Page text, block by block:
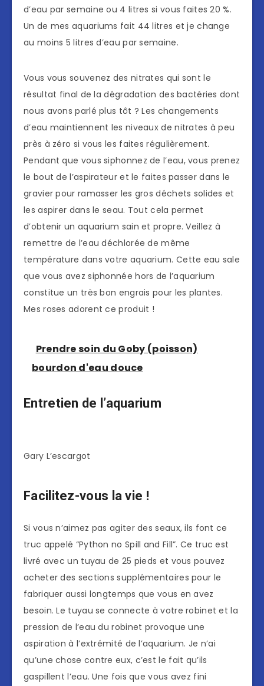
d’eau par semaine ou 4 litres si vous faites 20 %.
Un de mes aquariums fait 44 litres et je change
au moins 5 litres d’eau par semaine.
Vous vous souvenez des nitrates qui sont le
résultat final de la dégradation des bactéries dont
nous avons parlé plus tôt ? Les changements
d’eau maintiennent les niveaux de nitrates à peu
près à zéro si vous les faites régulièrement.
Pendant que vous siphonnez de l’eau, vous prenez
le bout de l’aspirateur et le faites passer dans le
gravier pour ramasser les gros déchets solides et
les aspirer dans le seau. Tout cela permet
d’obtenir un aquarium sain et propre. Veillez à
remettre de l’eau déchlorée de même
température dans votre aquarium. Cette eau sale
que vous avez siphonnée hors de l’aquarium
constitue un très bon engrais pour les plantes.
Mes roses adorent ce produit !
Prendre soin du Goby (poisson)
bourdon d'eau douce
Entretien de l’aquarium
Gary L’escargot
Facilitez-vous la vie !
Si vous n’aimez pas agiter des seaux, ils font ce
truc appelé “Python no Spill and Fill”. Ce truc est
livré avec un tuyau de 25 pieds et vous pouvez
acheter des sections supplémentaires pour le
fabriquer aussi longtemps que vous en avez
besoin. Le tuyau se connecte à votre robinet et la
pression de l’eau du robinet provoque une
aspiration à l’extrémité de l’aquarium. Je n’ai
qu’une chose contre eux, c’est le fait qu’ils
gaspillent l’eau. Une fois que vous avez fini